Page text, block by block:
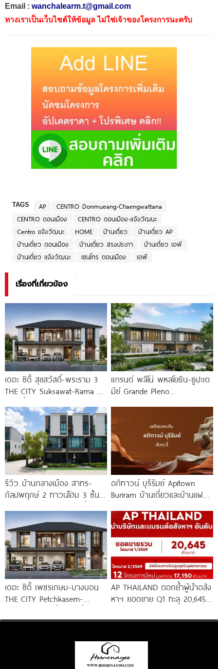
Email : wanchalearm.t@gmail.com
ทางเราเป็นเว็บไซต์ให้ข้อมูล ไม่ใช่เจ้าของโครงการนะครับ
TAGS AP
CENTRO Donmueang-Chaengwattana
CENTRO ดอนเมือง
CENTRO ดอนเมือง-แจ้งวัฒนะ
Centro แจ้งวัฒนะ
HOME บ้านเดี่ยว
บ้านเดี่ยว AP
บ้านเดี่ยว ดอนเมือง
บ้านเดี่ยว สรงประภา
บ้านเดี่ยว เอพี
บ้านเดี่ยว แจ้งวัฒนะ
เซนโทร ดอนเมือง เอพี
เรื่องที่เกี่ยวข้อง
เดอะ ซิตี้ สุขสวัสดิ์-พระราม 3
THE CITY Suksawat-Rama 3
ทางด่วน
แกรนด์ พลีโน่ พหลโยธิน-ธูปะเต
มีย์ Grande Pleno
บ้านดีไซน์ใหม่ ติดถนนพหลโยธิน
ใกล้วิภาวดีรังสิตใน 1
รีวิว บ้านกลางเมือง สาทร-
กัลปพฤกษ์ 2 ทาวน์โฮม 3 ชั้น
สาทร เพียง
อภิทาวน์ บุรีรัมย์ Apitown
Buriram บ้านเดี่ยวและบ้านแฝดซี
นางรอง พร้อม Fitness 24
เดอะ ซิตี้ เพชรเกษม-บางบอน
THE CITY Petchkasem-
100+ เชื่อมเพชรเกษม-เอกชัย-
AP THAILAND ตอกย้ำผู้นำอสัง
หาฯ ยอดขาย Q1 ทะลุ 20,645